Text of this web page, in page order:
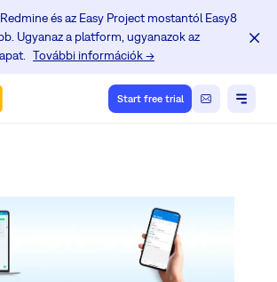
Redmine és az Easy Project mostantól Easy8
Ugyanaz a platform, ugyanazok az
További információk →
Start free trial